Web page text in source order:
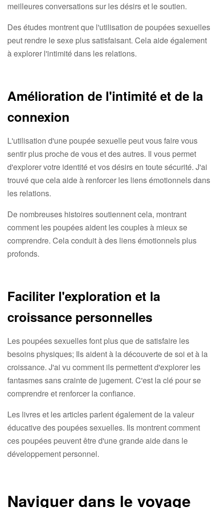
meilleures conversations sur les désirs et le soutien.
Des études montrent que l'utilisation de poupées sexuelles
peut rendre le sexe plus satisfaisant. Cela aide également
à explorer l'intimité dans les relations.
Amélioration de l'intimité et de la
connexion
L'utilisation d'une poupée sexuelle peut vous faire vous
sentir plus proche de vous et des autres. Il vous permet
d'explorer votre identité et vos désirs en toute sécurité. J'ai
trouvé que cela aide à renforcer les liens émotionnels dans
les relations.
De nombreuses histoires soutiennent cela, montrant
comment les poupées aident les couples à mieux se
comprendre. Cela conduit à des liens émotionnels plus
profonds.
Faciliter l'exploration et la
croissance personnelles
Les poupées sexuelles font plus que de satisfaire les
besoins physiques; Ils aident à la découverte de soi et à la
croissance. J'ai vu comment ils permettent d'explorer les
fantasmes sans crainte de jugement. C'est la clé pour se
comprendre et renforcer la confiance.
Les livres et les articles parlent également de la valeur
éducative des poupées sexuelles. Ils montrent comment
ces poupées peuvent être d'une grande aide dans le
développement personnel.
Naviguer dans le voyage